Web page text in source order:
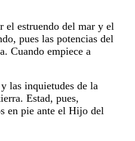
el estruendo del mar y el
pues las potencias del
Cuando empiece a
las inquietudes de la
Estad, pues,
en pie ante el Hijo del